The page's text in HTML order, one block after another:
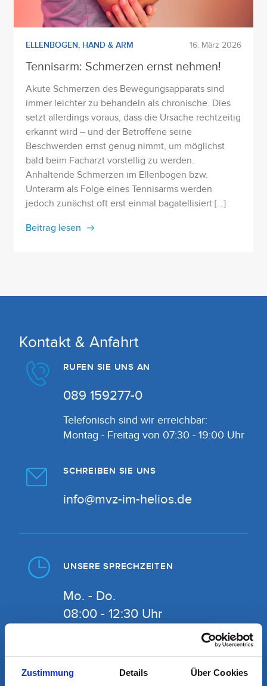
Zustimmung Details Über Cookies
ELLENBOGEN, HAND & ARM 16. März 2026
Tennisarm: Schmerzen ernst nehmen!
Akute Schmerzen des Bewegungsapparats sind
immer leichter zu behandeln als chronische. Dies
setzt allerdings voraus, dass die Ursache rechtzeitig
erkannt wird – und der Betroffene seine
Beschwerden ernst genug nimmt, um möglichst
bald beim Facharzt vorstellig zu werden.
Anhaltende Schmerzen im Ellenbogen bzw.
Unterarm als Folge eines Tennisarms werden
jedoch zunächst oft erst einmal bagatellisiert […]
Beitrag lesen
Kontakt & Anfahrt
RUFEN SIE UNS AN
089 159277-0
Telefonisch sind wir erreichbar:
Montag - Freitag von 07:30 - 19:00 Uhr
SCHREIBEN SIE UNS
info@mvz-im-helios.de
UNSERE SPRECHZEITEN
Mo. - Do.
08:00 - 12:30 Uhr